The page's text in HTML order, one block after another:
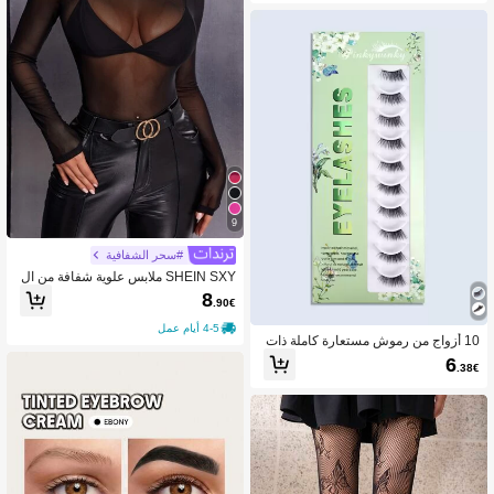
10 أزواج من رموش مستعارة كاملة ذات
ذيل ممتد وحجم مكثف، شرائط رموش م
ستعارة
6.38€
9
#سحر الشفافية
SHEIN SXY ملابس علوية شفافة من ال
شبك بدون حمالة صدر
8.90€
4-5 أيام عمل